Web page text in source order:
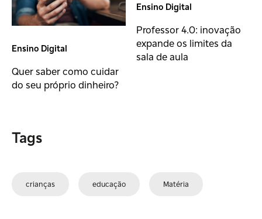
Ensino Digital
Quer saber como cuidar
do seu próprio dinheiro?
Ensino Digital
Professor 4.0: inovação
expande os limites da
sala de aula
Tags
crianças educação Matéria